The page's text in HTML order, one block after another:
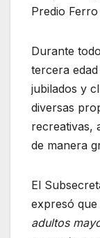
Predio
Durante
tercera
jubilados y
diversas
recreativas,
de manera
El
expresó que
adultos